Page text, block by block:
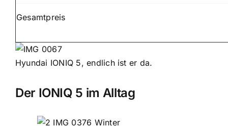
Gesamtpreis
Hyundai IONIQ 5, endlich ist er da.
Der IONIQ 5 im Alltag